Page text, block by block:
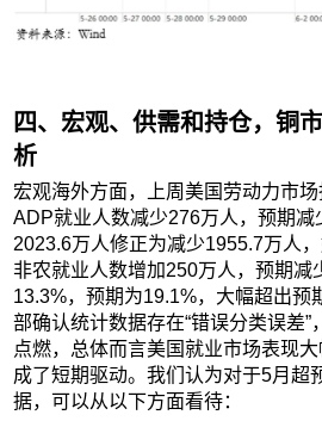
四、宏观、供需和持仓，铜
析
宏观海外方面，上周美国劳动力市
ADP就业人数减少276万人，预期减
2023.6万人修正为减少1955.7万人
非农就业人数增加250万人，预期减
13.3%，预期为19.1%，大幅超出预
部确认统计数据存在“错误分类误差
点燃，总体而言美国就业市场表现
成了短期驱动。我们认为对于5月超
据，可以从以下方面看待：